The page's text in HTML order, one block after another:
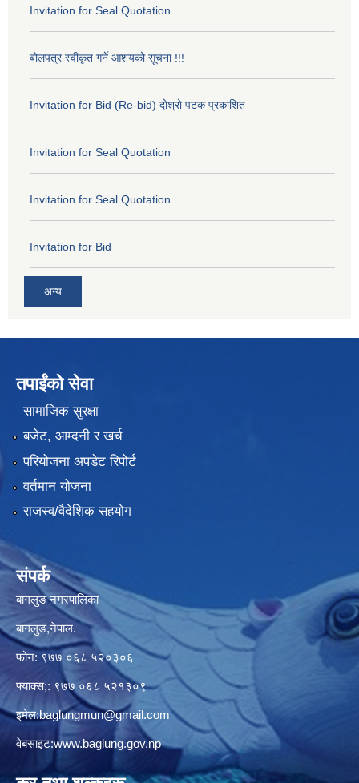
Invitation for Seal Quotation
बोलपत्र स्वीकृत गर्ने आशयको सूचना !!!
Invitation for Bid (Re-bid) दोश्रो पटक प्रकाशित
Invitation for Seal Quotation
Invitation for Seal Quotation
Invitation for Bid
अन्य
तपाईंको सेवा
सामाजिक सुरक्षा
बजेट, आम्दनी र खर्च
परियोजना अपडेट रिपोर्ट
वर्तमान योजना
राजस्व/वैदेशिक सहयोग
संपर्क
बागलुङ नगरपालिका
बागलुङ,नेपाल.
फोन: ९७७ ०६८ ५२०३०६
फ्याक्स;: ९७७ ०६८ ५२१३०९
इमेल:baglungmun@gmail.com
वेबसाइट:www.baglung.gov.np